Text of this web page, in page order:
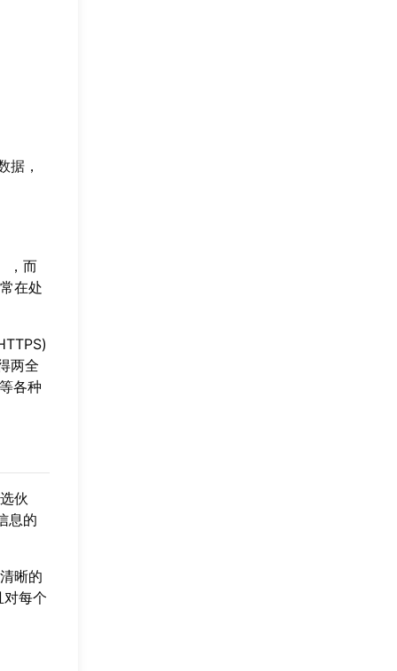
据 ，
，而
在处
两全
各种
伙
息的
晰的
每个